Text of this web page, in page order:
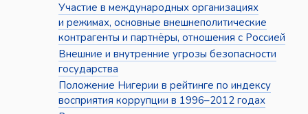
Участие в международных организациях
и режимах, основные внешнеполитические
контрагенты и партнёры, отношения с Россией
Внешние и внутренние угрозы безопасности
государства
Положение Нигерии в рейтинге по индексу
восприятия коррупции в 1996–2012 годах